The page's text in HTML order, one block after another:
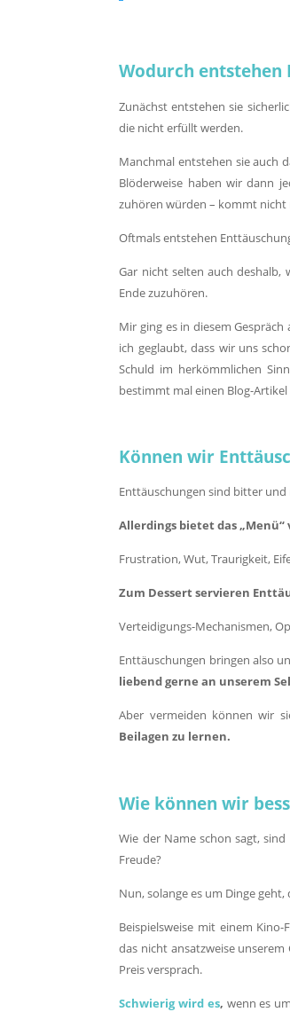
Wodurch entstehen
Zunächst entstehen sie
die nicht erfüllt werden.
Manchmal entstehen sie auch
Blöderweise haben wir dann
zuhören würden – kommt nicht
Oftmals entstehen
Gar nicht selten auch deshalb,
Ende zuzuhören.
Mir ging es in diesem
ich geglaubt, dass wir uns
Schuld im herkömmlichen
bestimmt mal einen Blog-Artikel
Können wir
Enttäuschungen sind bitter und
Allerdings bietet das
Frustration, Wut, Traurigkeit,
Zum Dessert servieren
Verteidigungs-Mechanismen,
Enttäuschungen bringen also
liebend gerne an unserem
Aber vermeiden können wir
Beilagen zu lernen.
Wie können wir
Wie der Name schon sagt,
Freude?
Nun, solange es um Dinge
Beispielsweise mit einem
das nicht ansatzweise
Preis versprach.
Schwierig wird es, wenn es